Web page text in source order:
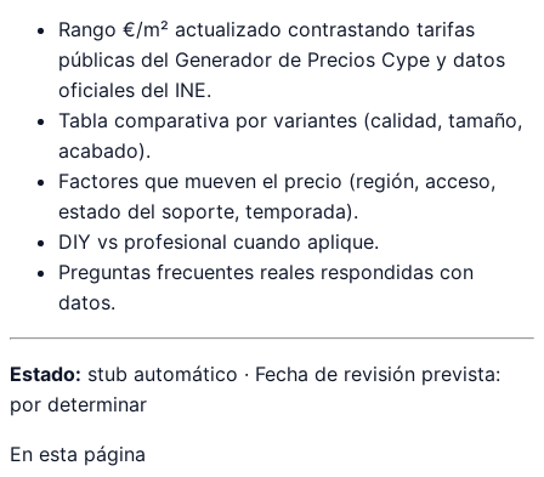
Rango €/m² actualizado contrastando tarifas
públicas del Generador de Precios Cype y datos
oficiales del INE.
Tabla comparativa por variantes (calidad, tamaño,
acabado).
Factores que mueven el precio (región, acceso,
estado del soporte, temporada).
DIY vs profesional cuando aplique.
Preguntas frecuentes reales respondidas con
datos.
Estado: stub automático · Fecha de revisión prevista:
por determinar
En esta página